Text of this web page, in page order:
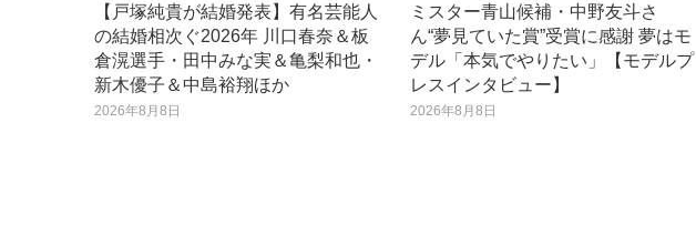
【戸塚純貴が結婚発表】有名芸能人
の結婚相次ぐ2026年 川口春奈＆板
倉滉選手・田中みな実＆亀梨和也・
新木優子＆中島裕翔ほか
2026年8月8日
ミスター青山候補・中野友斗さ
ん“夢見ていた賞”受賞に感謝 夢はモ
デル「本気でやりたい」【モデルプ
レスインタビュー】
2026年8月8日